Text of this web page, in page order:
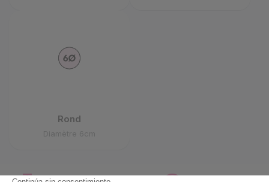
Rond
Diamètre 6cm